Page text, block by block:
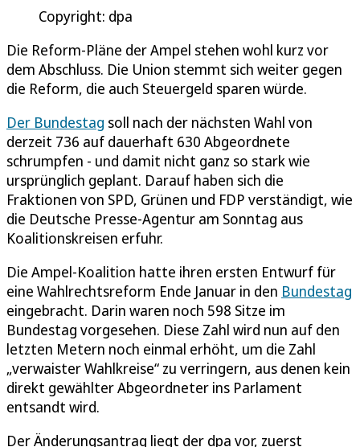
Copyright: dpa
Die Reform-Pläne der Ampel stehen wohl kurz vor
dem Abschluss. Die Union stemmt sich weiter gegen
die Reform, die auch Steuergeld sparen würde.
Der Bundestag soll nach der nächsten Wahl von
derzeit 736 auf dauerhaft 630 Abgeordnete
schrumpfen - und damit nicht ganz so stark wie
ursprünglich geplant. Darauf haben sich die
Fraktionen von SPD, Grünen und FDP verständigt, wie
die Deutsche Presse-Agentur am Sonntag aus
Koalitionskreisen erfuhr.
Die Ampel-Koalition hatte ihren ersten Entwurf für
eine Wahlrechtsreform Ende Januar in den Bundestag
eingebracht. Darin waren noch 598 Sitze im
Bundestag vorgesehen. Diese Zahl wird nun auf den
letzten Metern noch einmal erhöht, um die Zahl
„verwaister Wahlkreise“ zu verringern, aus denen kein
direkt gewählter Abgeordneter ins Parlament
entsandt wird.
Der Änderungsantrag liegt der dpa vor, zuerst